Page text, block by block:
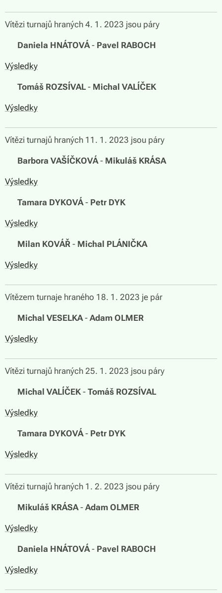
Vítězi turnajů hraných 4. 1. 2023 jsou páry
Daniela HNÁTOVÁ- Pavel RABOCH
Výsledky
Tomáš ROZSÍVAL - Michal VALÍČEK
Výsledky
Vítězi turnajů hraných 11. 1. 2023 jsou páry
Barbora VAŠÍČKOVÁ- Mikuláš KRÁSA
Výsledky
Tamara DYKOVÁ- Petr DYK
Výsledky
Milan KOVÁŘ - Michal PLÁNIČKA
Výsledky
Vítězem turnaje hraného 18. 1. 2023 je pár
Michal VESELKA- Adam OLMER
Výsledky
Vítězi turnajů hraných 25. 1. 2023 jsou páry
Michal VALÍČEK- Tomáš ROZSÍVAL
Výsledky
Tamara DYKOVÁ- Petr DYK
Výsledky
Vítězi turnajů hraných 1. 2. 2023 jsou páry
Mikuláš KRÁSA- Adam OLMER
Výsledky
Daniela HNÁTOVÁ- Pavel RABOCH
Výsledky